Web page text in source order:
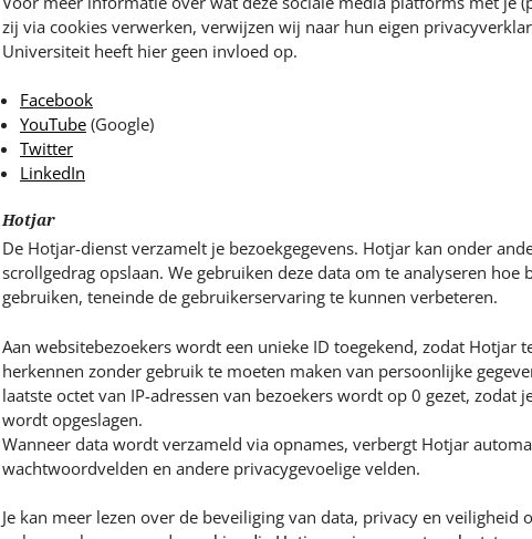
zij via cookies verwerken, verwijzen wij naar hun eigen
Universiteit heeft hier geen invloed op.
Facebook
YouTube(Google)
Twitter
LinkedIn
Hotjar
De Hotjar-dienst verzamelt je bezoekgegevens. Hotjar kan onder
scrollgedrag opslaan. We gebruiken deze data om te analyseren hoe
gebruiken, teneinde de gebruikerservaring te kunnen verbeteren.
Aan websitebezoekers wordt een unieke ID toegekend, zodat Hotjar
herkennen zonder gebruik te moeten maken van persoonlijke
laatste octet van IP-adressen van bezoekers wordt op 0 gezet, zodat
wordt opgeslagen.
Wanneer data wordt verzameld via opnames, verbergt Hotjar
wachtwoordvelden en andere privacygevoelige velden.
Je kan meer lezen over de beveiliging van data, privacy en veiligheid